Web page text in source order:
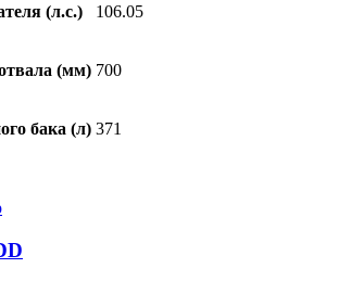
(л.с.) 106.05
(мм) 700
бака (л) 371